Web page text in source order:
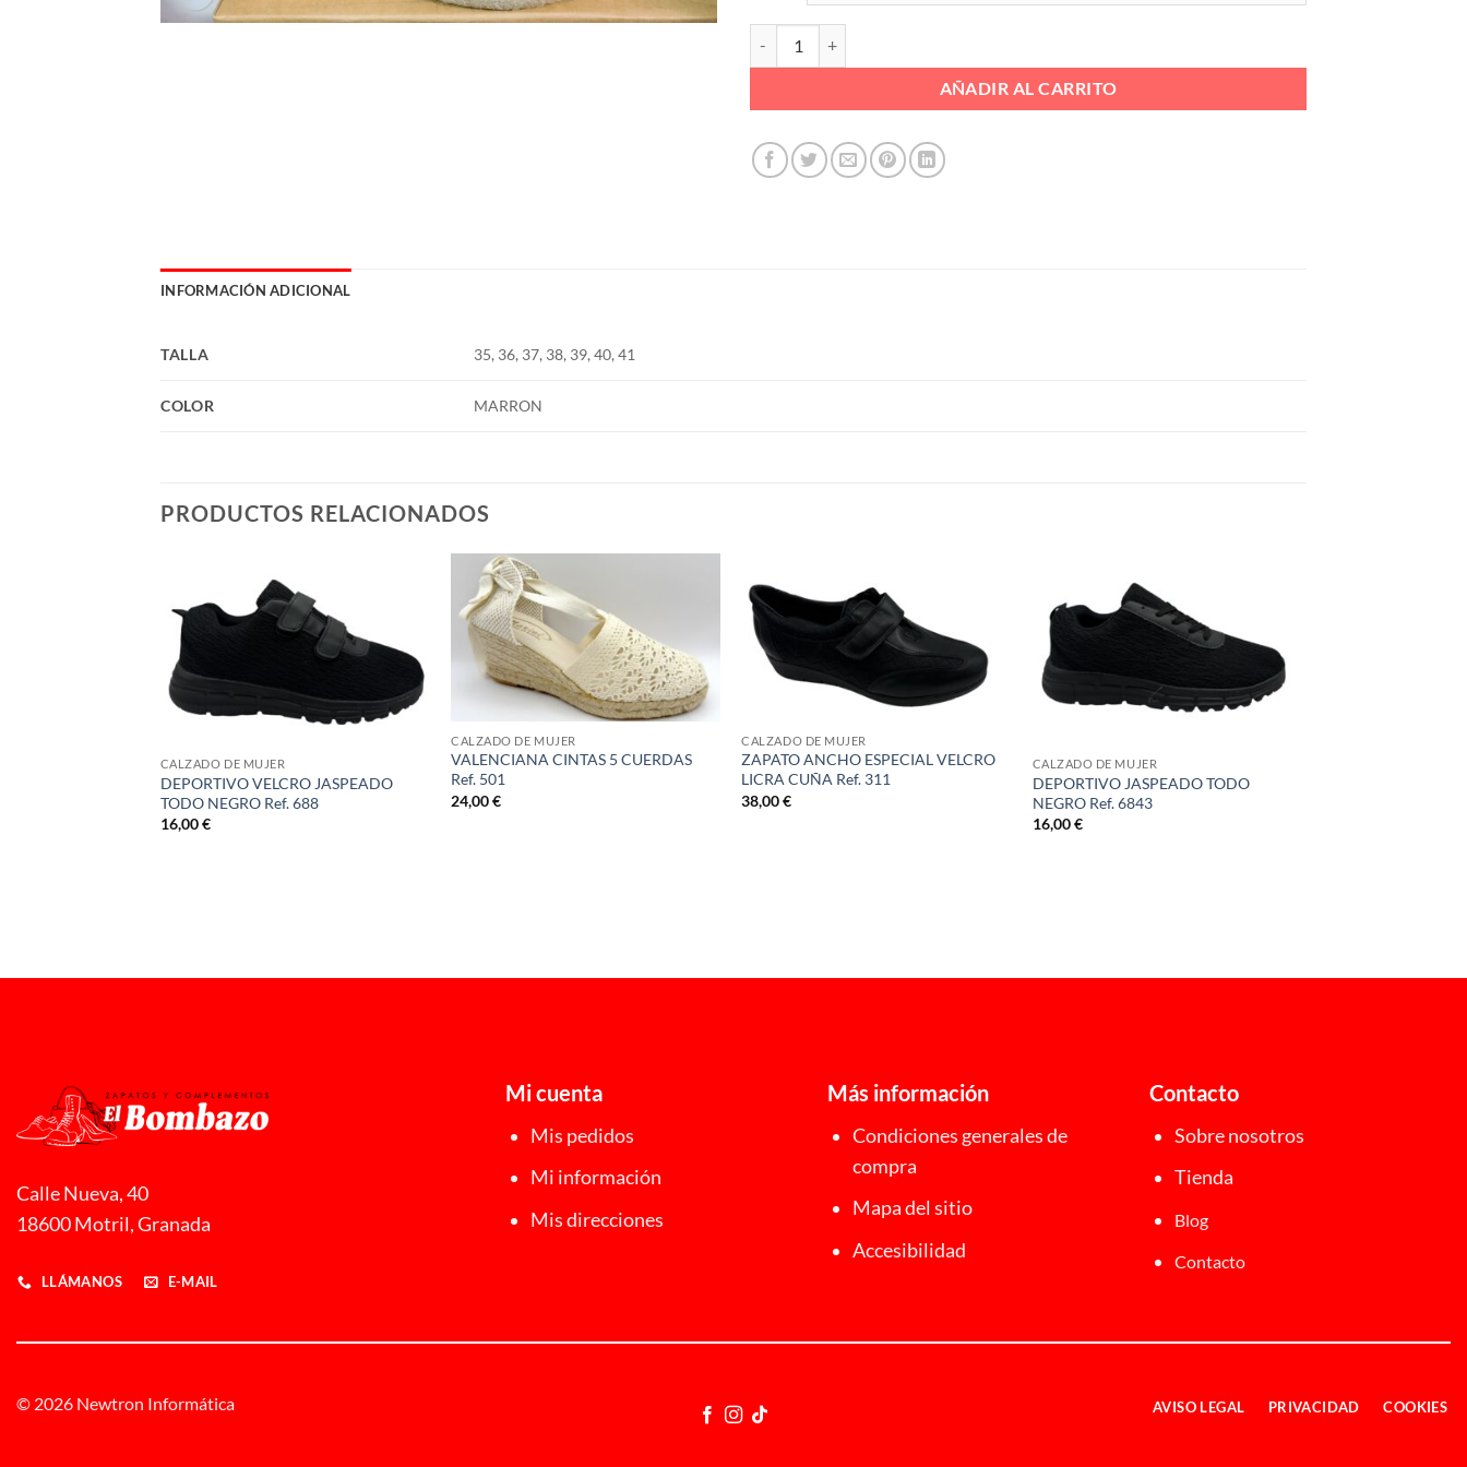
AÑADIR AL CARRITO
INFORMACIÓN ADICIONAL
TALLA 35, 36, 37, 38, 39, 40, 41
COLOR MARRON
PRODUCTOS RELACIONADOS
CALZADO DE MUJER
DEPORTIVO VELCRO JASPEADO
TODO NEGRO Ref. 688
16,00€
CALZADO DE MUJER
VALENCIANA CINTAS 5 CUERDAS
Ref. 501
24,00€
CALZADO DE MUJER
ZAPATO ANCHO ESPECIAL VELCRO
LICRA CUÑA Ref. 311
38,00€
CALZADO DE MUJER
DEPORTIVO JASPEADO TODO
NEGRO Ref. 6843
16,00€
Calle Nueva, 40
18600 Motril, Granada
LLÁMANOS E-MAIL
Mi cuenta
Mis pedidos
Mi información
Mis direcciones
Más información
Condiciones generales de
compra
Mapa del sitio
Accesibilidad
Contacto
Sobre nosotros
Tienda
Blog
Contacto
© 2026 Newtron Informática AVISO LEGAL PRIVACIDAD COOKIES